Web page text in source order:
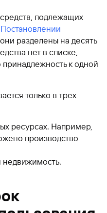
подлежащих
Постановлении
разделены на десять
нет в списке,
принадлежность к одной
только в трех
ресурсах. Например,
производство
недвижимость.